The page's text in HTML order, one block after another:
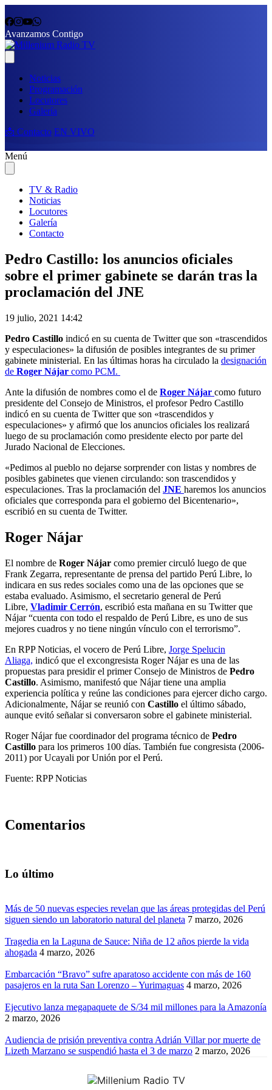
Avanzamos Contigo
Noticias
Programación
Locutores
Galería
📩 Contacto EN VIVO
Menú
TV & Radio
Noticias
Locutores
Galería
Contacto
Pedro Castillo: los anuncios oficiales
sobre el primer gabinete se darán tras la
proclamación del JNE
19 julio, 2021 14:42
Pedro Castillo indicó en su cuenta de Twitter que son «trascendidos
y especulaciones» la difusión de posibles integrantes de su primer
gabinete ministerial. En las últimas horas ha circulado la designación
de Roger Nájar como PCM.
Ante la difusión de nombres como el de Roger Nájar como futuro
presidente del Consejo de Ministros, el profesor Pedro Castillo
indicó en su cuenta de Twitter que son «trascendidos y
especulaciones» y afirmó que los anuncios oficiales los realizará
luego de su proclamación como presidente electo por parte del
Jurado Nacional de Elecciones.
«Pedimos al pueblo no dejarse sorprender con listas y nombres de
posibles gabinetes que vienen circulando: son trascendidos y
especulaciones. Tras la proclamación del JNE haremos los anuncios
oficiales que corresponda para el gobierno del Bicentenario»,
escribió en su cuenta de Twitter.
Roger Nájar
El nombre de Roger Nájar como premier circuló luego de que
Frank Zegarra, representante de prensa del partido Perú Libre, lo
indicara en sus redes sociales como una de las opciones que se
estaba evaluado. Asimismo, el secretario general de Perú
Libre, Vladimir Cerrón, escribió esta mañana en su Twitter que
Nájar “cuenta con todo el respaldo de Perú Libre, es uno de sus
mejores cuadros y no tiene ningún vínculo con el terrorismo”.
En RPP Noticias, el vocero de Perú Libre, Jorge Spelucin
Aliaga, indicó que el excongresista Roger Nájar es una de las
propuestas para presidir el primer Consejo de Ministros de Pedro
Castillo. Asimismo, manifestó que Nájar tiene una amplia
experiencia política y reúne las condiciones para ejercer dicho cargo.
Adicionalmente, Nájar se reunió con Castillo el último sábado,
aunque evitó señalar si conversaron sobre el gabinete ministerial.
Roger Nájar fue coordinador del programa técnico de Pedro
Castillo para los primeros 100 días. También fue congresista (2006-
2011) por Ucayali por Unión por el Perú.
Fuente: RPP Noticias
Comentarios
Lo último
Más de 50 nuevas especies revelan que las áreas protegidas del Perú
siguen siendo un laboratorio natural del planeta 7 marzo, 2026
Tragedia en la Laguna de Sauce: Niña de 12 años pierde la vida
ahogada 4 marzo, 2026
Embarcación “Bravo” sufre aparatoso accidente con más de 160
pasajeros en la ruta San Lorenzo – Yurimaguas 4 marzo, 2026
Ejecutivo lanza megapaquete de S/34 mil millones para la Amazonía
2 marzo, 2026
Audiencia de prisión preventiva contra Adrián Villar por muerte de
Lizeth Marzano se suspendió hasta el 3 de marzo 2 marzo, 2026